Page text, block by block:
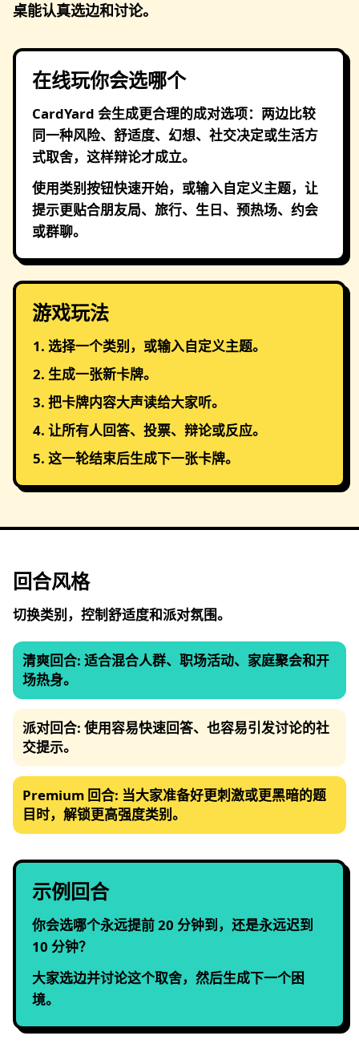
桌能认真选边和讨论。
在线玩你会选哪个
CardYard 会生成更合理的成对选项：两边比较
同一种风险、舒适度、幻想、社交决定或生活方
式取舍，这样辩论才成立。
使用类别按钮快速开始，或输入自定义主题，让
提示更贴合朋友局、旅行、生日、预热场、约会
或群聊。
游戏玩法
选择一个类别，或输入自定义主题。
生成一张新卡牌。
把卡牌内容大声读给大家听。
让所有人回答、投票、辩论或反应。
这一轮结束后生成下一张卡牌。
回合风格
切换类别，控制舒适度和派对氛围。
清爽回合: 适合混合人群、职场活动、家庭聚会和开
场热身。
派对回合: 使用容易快速回答、也容易引发讨论的社
交提示。
Premium 回合: 当大家准备好更刺激或更黑暗的题
目时，解锁更高强度类别。
示例回合
你会选哪个永远提前 20 分钟到，还是永远迟到
10 分钟？
大家选边并讨论这个取舍，然后生成下一个困
境。